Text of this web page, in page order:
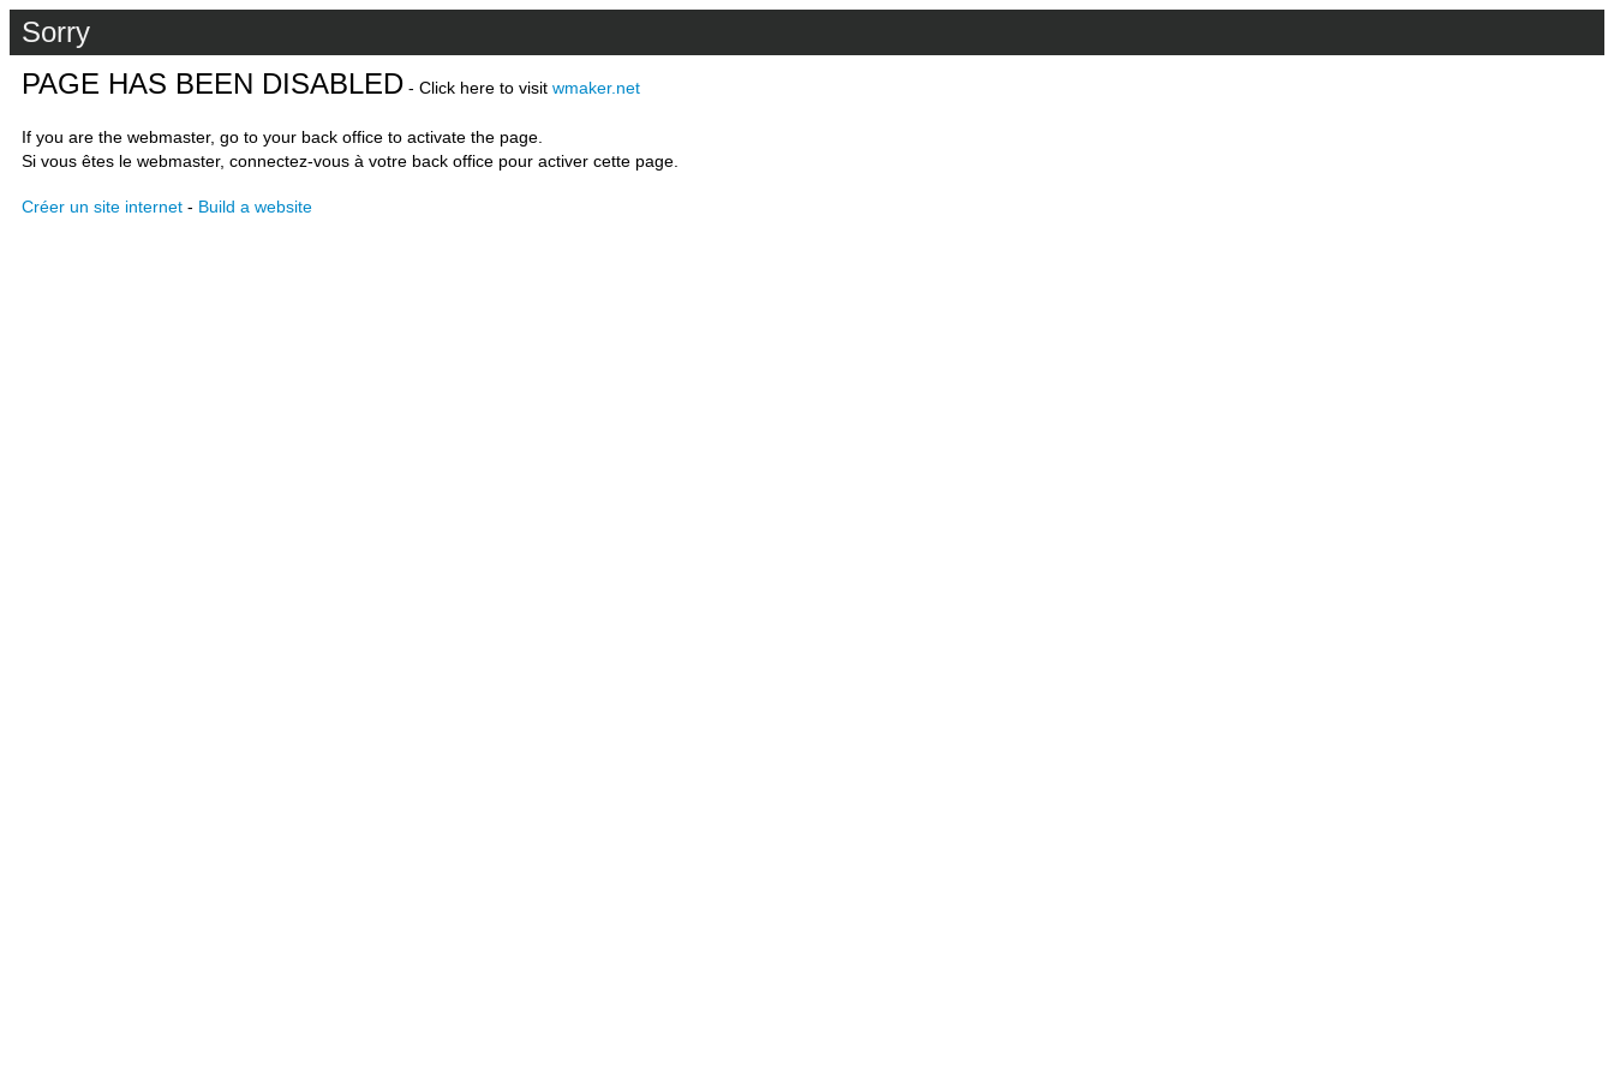
Sorry
PAGE HAS BEEN DISABLED - Click here to visit wmaker.net
If you are the webmaster, go to your back office to activate the page.
Si vous êtes le webmaster, connectez-vous à votre back office pour activer cette page.
Créer un site internet - Build a website